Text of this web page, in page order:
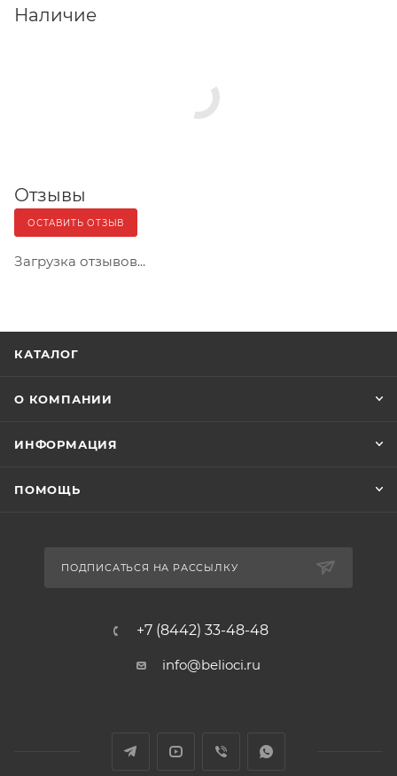
Наличие
Отзывы
ОСТАВИТЬ ОТЗЫВ
Загрузка отзывов...
КАТАЛОГ
О КОМПАНИИ
ИНФОРМАЦИЯ
ПОМОЩЬ
ПОДПИСАТЬСЯ НА РАССЫЛКУ
+7 (8442) 33-48-48
info@belioci.ru